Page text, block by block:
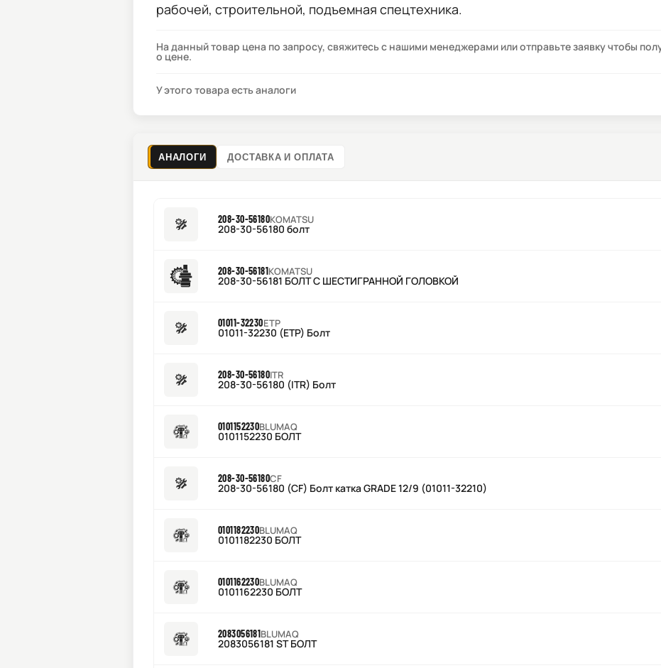
рабочей, строительной, подъемная спецтехника.
На данный товар цена по запросу, свяжитесь с нашими менеджерами или отправьте заявку чтобы
о цене.
У этого товара есть аналоги
АНАЛОГИ ДОСТАВКА И ОПЛАТА
208-30-56180KOMATSU
208-30-56180 болт
208-30-56181KOMATSU
208-30-56181 БОЛТ С ШЕСТИГРАННОЙ ГОЛОВКОЙ
01011-32230ETP
01011-32230 (ETP) Болт
208-30-56180ITR
208-30-56180 (ITR) Болт
0101152230BLUMAQ
0101152230 БОЛТ
208-30-56180CF
208-30-56180 (CF) Болт катка GRADE 12/9 (01011-32210)
0101182230BLUMAQ
0101182230 БОЛТ
0101162230BLUMAQ
0101162230 БОЛТ
2083056181BLUMAQ
2083056181 ST БОЛТ